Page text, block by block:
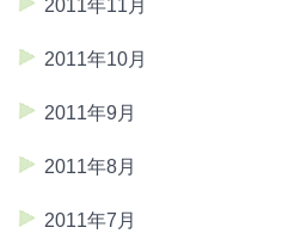
2011年11月
2011年10月
2011年9月
2011年8月
2011年7月